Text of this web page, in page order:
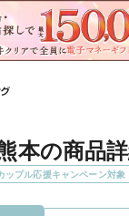
本の商品
ップル応援キャンペーン対象